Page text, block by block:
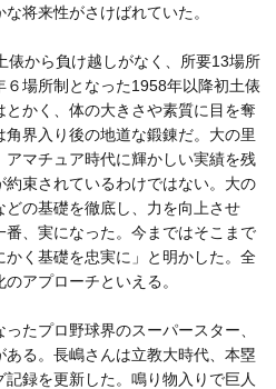
将来性がさけばれていた。
から負け越しがなく、所要13場所
場所制となった1958年以降初土俵
かく、体の大きさや素質に目を奪
界入り後の地道な鍛錬だ。大の里
マチュア時代に輝かしい実績を残
約束されているわけではない。大の
の基礎を徹底し、力を向上させ
、実になった。今まではそこまで
く基礎を忠実に」と明かした。全
アプローチといえる。
たプロ野球界のスーパースター、
る。長嶋さんは立教大時代、本塁
録を更新した。鳴り物入りで巨人